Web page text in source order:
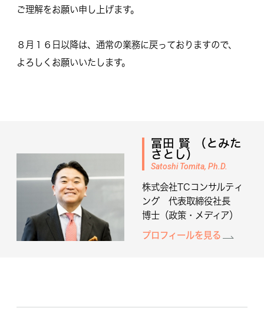
ご理解をお願い申し上げます。
８月１６日以降は、通常の業務に戻っておりますので、
よろしくお願いいたします。
冨田 賢 （とみた
さとし）
Satoshi Tomita, Ph.D.
株式会社TCコンサルティ
ング 代表取締役社長
博士（政策・メディア）
プロフィールを見る